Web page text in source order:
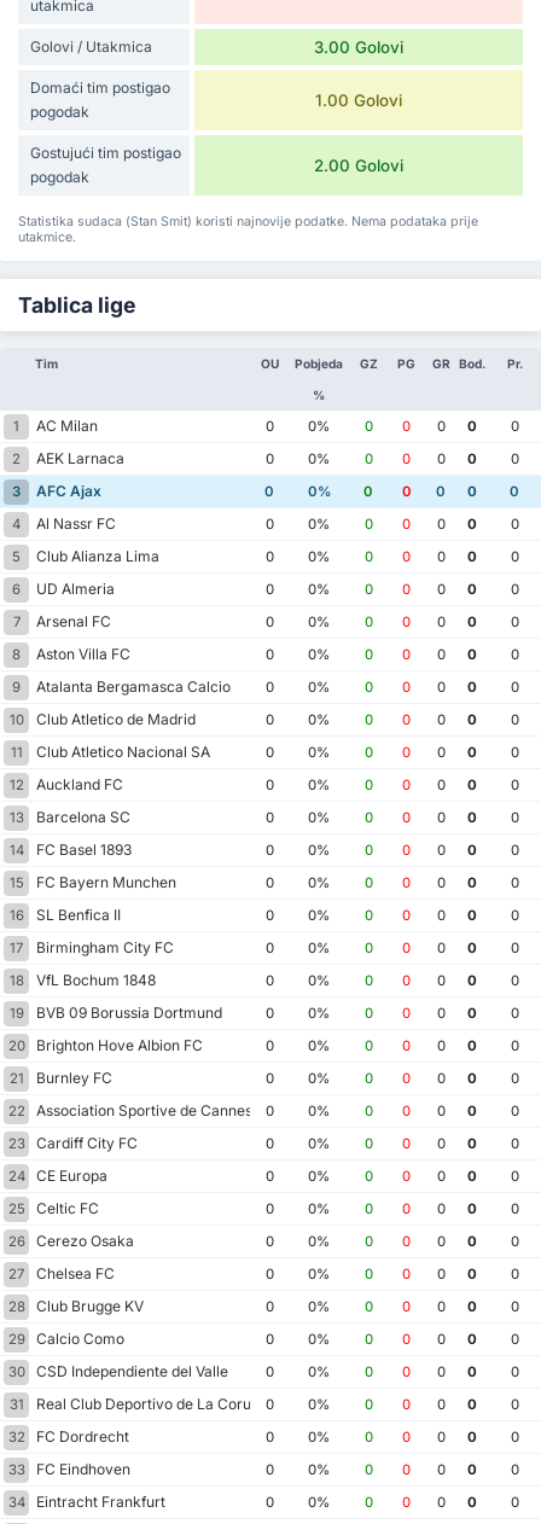
utakmica
Golovi / Utakmica 3.00 Golovi
Domaći tim postigao
pogodak
1.00 Golovi
Gostujući tim postigao
pogodak
2.00 Golovi
Statistika sudaca (Stan Smit) koristi najnovije podatke. Nema podataka prije
utakmice.
Tablica lige
Tim OU Pobjeda
%
GZ PG GR Bod. Pr.
1 AC Milan 0 0% 0 0 0 0
0
2
AEK Larnaca 0 0% 0 0 0 0
0
3
AFC Ajax 0 0% 0 0 0 0
0
4
Al Nassr FC 0 0% 0 0 0 0
0
5
Club Alianza Lima 0 0% 0 0 0 0
0
6
UD Almeria 0 0% 0 0 0 0
0
7
Arsenal FC 0 0% 0 0 0 0
0
8
Aston Villa FC 0 0% 0 0 0 0
0
9
Atalanta Bergamasca Calcio 0 0% 0 0 0 0
0
10
Club Atletico de Madrid 0 0% 0 0 0 0
0
11
Club Atletico Nacional SA 0 0% 0 0 0 0
0
12
Auckland FC 0 0% 0 0 0 0
0
13
Barcelona SC 0 0% 0 0 0 0
0
14
FC Basel 1893 0 0% 0 0 0 0
0
15
FC Bayern Munchen 0 0% 0 0 0 0
0
16
SL Benfica II 0 0% 0 0 0 0
0
17
Birmingham City FC 0 0% 0 0 0 0
0
18
VfL Bochum 1848 0 0% 0 0 0 0
0
19
BVB 09 Borussia Dortmund 0 0% 0 0 0 0
0
20
Brighton Hove Albion FC 0 0% 0 0 0 0
0
21
Burnley FC 0 0% 0 0 0 0
0
22
Association Sportive de Cannes 0 0% 0 0 0 0
0
23
Cardiff City FC 0 0% 0 0 0 0
0
24
CE Europa 0 0% 0 0 0 0
0
25
Celtic FC 0 0% 0 0 0 0
0
26
Cerezo Osaka 0 0% 0 0 0 0
0
27
Chelsea FC 0 0% 0 0 0 0
0
28
Club Brugge KV 0 0% 0 0 0 0
0
29
Calcio Como 0 0% 0 0 0 0
0
30
CSD Independiente del Valle 0 0% 0 0 0 0
0
31
Real Club Deportivo de La Coruna0 0% 0 0 0 0
0
32
FC Dordrecht 0 0% 0 0 0 0
0
33
FC Eindhoven 0 0% 0 0 0 0
0
34
Eintracht Frankfurt 0 0% 0 0 0 0
0